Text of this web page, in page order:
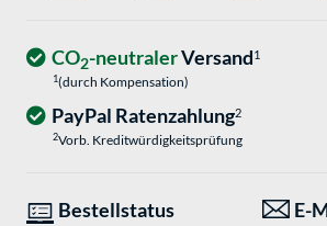
CO2-neutralerVersand1
1(durch Kompensation)
PayPal Ratenzahlung2
2Vorb. Kreditwürdigkeitsprüfung
Bestellstatus
E-